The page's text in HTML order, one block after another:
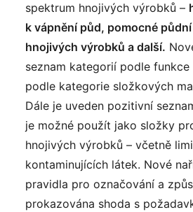
spektrum hnojivých výrobků –
k vápnění půd, pomocné
hnojivých výrobků a další.
seznam kategorií podle funkce
podle kategorie složkových
Dále je uveden pozitivní
je možné použít jako složky
hnojivých výrobků – včetně
kontaminujících látek. Nové
pravidla pro označování a
prokazována shoda s